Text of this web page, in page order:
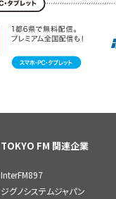
TOKYO FM 関連企業
InterFM897
ジグノシステムジャパン